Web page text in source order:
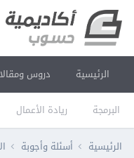
الرئيسية دروس
البرمجة ريادة الأعمال
الرئيسية أسئلة وأجوبة